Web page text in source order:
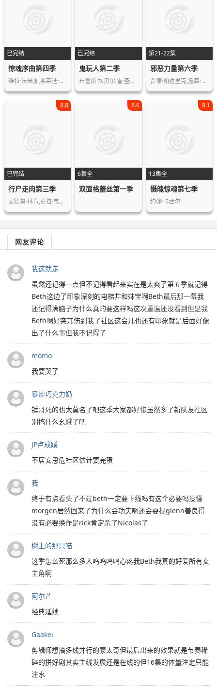
已完结
惊魂序曲第四季
维拉·法米加,弗莱迪·海默,麦克斯·泰…
已完结
鬼玩人第二季
布鲁斯·坎贝尔,雷·圣蒂亚戈,达娜·德…
第21-22集
邪恶力量第六季
贾德·帕达里克,詹森·阿克斯,米沙·克…
已完结
8.8
行尸走肉第三季
安德鲁·林肯,莎拉·韦恩·卡丽丝,大卫…
6集全
8.6
双面格蕾丝第一季
13集全
8.1
慑魄惊魂第七季
约翰·卡西尔
网友评论
我这就走
虽然还记得一点但不记得看起来实在是太爽了第五季就记得
Beth这边了印象深刻的电梯井和妹宝啊Beth最后那一幕我
还记得满脑子为什么真的要这样吗这次重温还没看到但是我
Beth啊好突兀伤到我了社区这会儿也还有印象就是后面好像
出了什么事但我不记得了
momo
我要哭了
暴炒巧克力奶
锤哥死的也太莫名了吧这季大家都好惨虽然多了新队友社区
别搞什么幺蛾子吧
JP卢成蹊
不居安思危社区估计要完蛋
我
终于有点看头了不过beth一定要下线吗有这个必要吗没懂
morgen居然回来了为什么会功夫啊还会耍棍glenn善良得
没有必要换作是rick肯定杀了Nicolas了
树上的那只喵
这季怎么死那么多人呜呜呜呜心疼我Beth我真的好爱所有女
主角啊
阿尔芒
经典延续
Gaakei
剪辑师想搞多线并行的蒙太奇但最后出来的效果就是节奏稀
碎的拼好剧其实主线发展还是在线的但16集的体量注定只能
注水